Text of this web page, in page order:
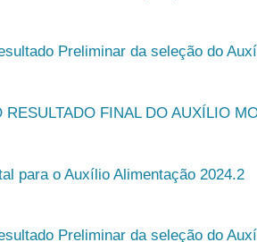
Preliminar da seleção do
RESULTADO FINAL DO AUXÍLIO
para o Auxílio Alimentação 2024.2
Preliminar da seleção do